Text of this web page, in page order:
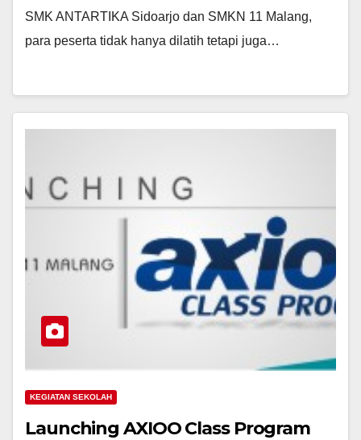
SMK ANTARTIKA Sidoarjo dan SMKN 11 Malang,
para peserta tidak hanya dilatih tetapi juga…
KEGIATAN SEKOLAH
Launching AXIOO Class Program